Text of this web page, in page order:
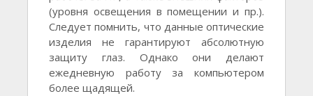
(уровня освещения в помещении и пр.).
Следует помнить, что данные оптические
изделия не гарантируют абсолютную
защиту глаз. Однако они делают
ежедневную работу за компьютером
более щадящей.